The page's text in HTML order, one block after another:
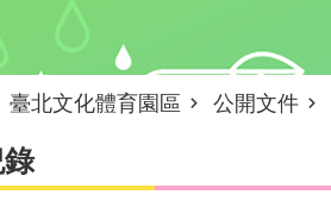
臺北文化體育園區 公開文件